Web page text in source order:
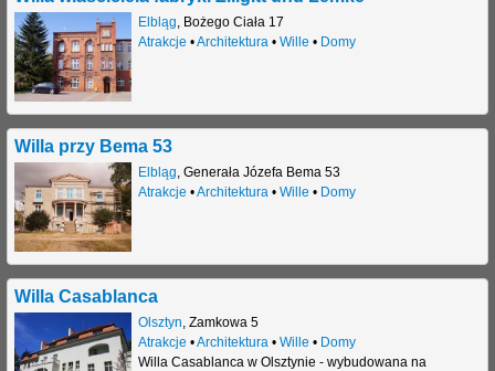
Elbląg Bożego Ciała 17
Atrakcje •Architektura • Wille • Domy
Willa przy Bema 53
Elbląg Generała Józefa Bema 53
Atrakcje •Architektura • Wille • Domy
Willa Casablanca
Olsztyn Zamkowa 5
Atrakcje •Architektura • Wille • Domy
Willa Casablanca w Olsztynie - wybudowana na